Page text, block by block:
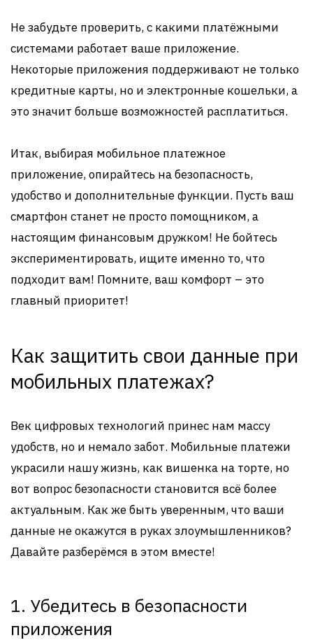
Не забудьте проверить, с какими платёжными
системами работает ваше приложение.
Некоторые приложения поддерживают не только
кредитные карты, но и электронные кошельки, а
это значит больше возможностей расплатиться.
Итак, выбирая мобильное платежное
приложение, опирайтесь на безопасность,
удобство и дополнительные функции. Пусть ваш
смартфон станет не просто помощником, а
настоящим финансовым дружком! Не бойтесь
экспериментировать, ищите именно то, что
подходит вам! Помните, ваш комфорт – это
главный приоритет!
Как защитить свои данные при
мобильных платежах?
Век цифровых технологий принес нам массу
удобств, но и немало забот. Мобильные платежи
украсили нашу жизнь, как вишенка на торте, но
вот вопрос безопасности становится всё более
актуальным. Как же быть уверенным, что ваши
данные не окажутся в руках злоумышленников?
Давайте разберёмся в этом вместе!
1. Убедитесь в безопасности
приложения